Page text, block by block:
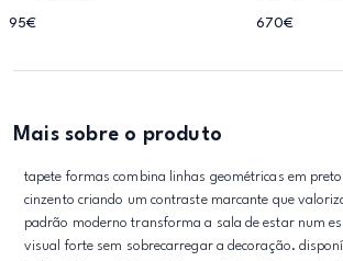
95€ 670€
Mais sobre o produto
tapete formas combina linhas geométricas em
cinzento criando um contraste marcante que
padrão moderno transforma a sala de estar num
visual forte sem sobrecarregar a decoração.